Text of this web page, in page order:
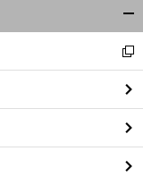
閉
る
新
し
い
ウ
ィ
ン
ド